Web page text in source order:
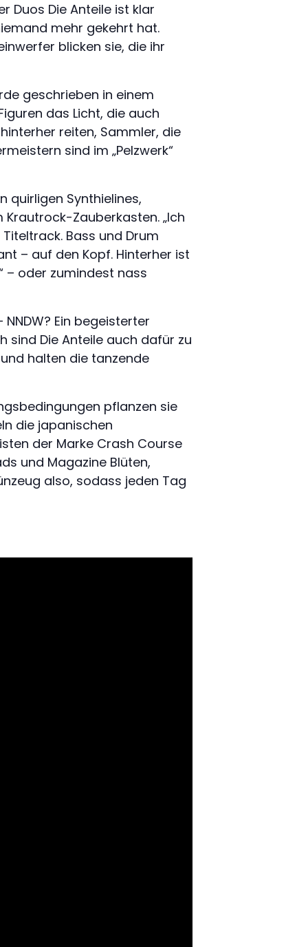
Duos Die Anteile ist klar
mehr gekehrt hat.
blicken sie, die ihr
geschrieben in einem
das Licht, die auch
reiten, Sammler, die
sind im „Pelzwerk“
quirligen Synthielines,
Zauberkasten. „Ich
Bass und Drum
– auf den Kopf. Hinterher ist
– oder zumindest nass
Ein begeisterter
sind Die Anteile auch dafür zu
halten die tanzende
pflanzen sie
die japanischen
der Marke Crash Course
und Magazine Blüten,
also, sodass jeden Tag